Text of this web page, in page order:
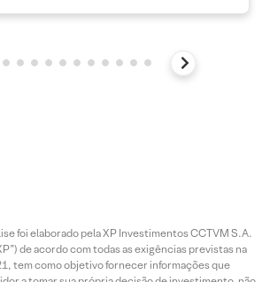
foi elaborado pela XP Investimentos CCTVM S.A.
de acordo com todas as exigências previstas na
tem como objetivo fornecer informações que